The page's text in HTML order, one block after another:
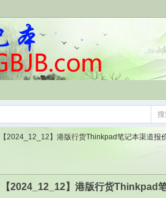
【2024_12_12】港版行货Thinkpad笔记本渠道报
【2024_12_12】港版行货Thinkpad